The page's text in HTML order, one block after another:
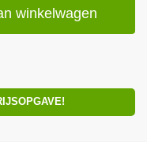
winkelwagen